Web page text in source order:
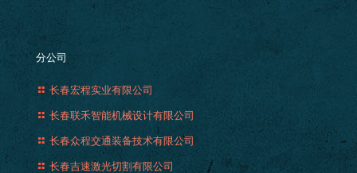
分公司
长春宏程实业有限公司
长春联禾智能机械设计有限公司
长春众程交通装备技术有限公司
长春吉速激光切割有限公司